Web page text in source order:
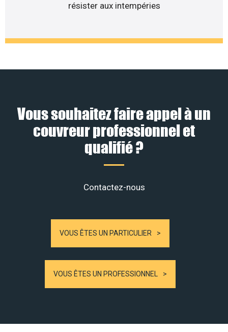
résister aux intempéries
Vous souhaitez faire appel à un
couvreur professionnel et
qualifié ?
Contactez-nous
VOUS ÊTES UN PARTICULIER
VOUS ÊTES UN PROFESSIONNEL